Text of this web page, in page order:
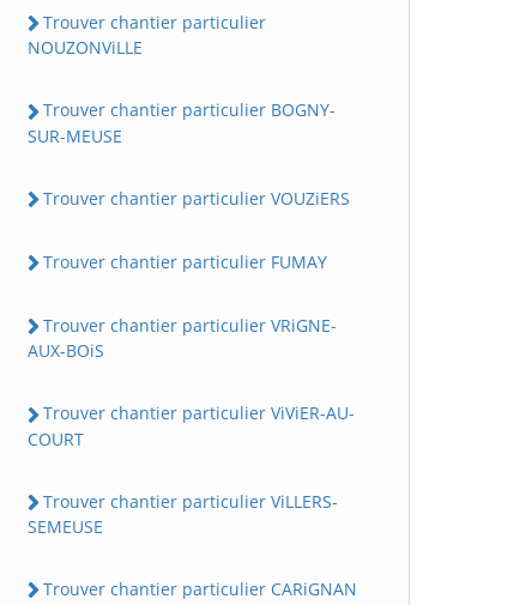
Trouver chantier particulier
NOUZONViLLE
Trouver chantier particulier BOGNY-
SUR-MEUSE
Trouver chantier particulier VOUZiERS
Trouver chantier particulier FUMAY
Trouver chantier particulier VRiGNE-
AUX-BOiS
Trouver chantier particulier ViViER-AU-
COURT
Trouver chantier particulier ViLLERS-
SEMEUSE
Trouver chantier particulier CARiGNAN